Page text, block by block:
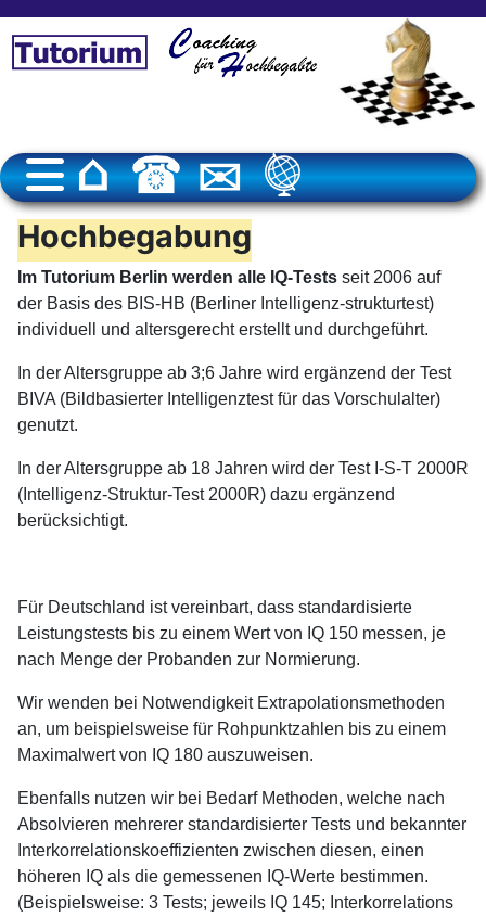
Hochbegabung
Im Tutorium Berlin werden alle IQ-Tests seit 2006 auf
der Basis des BIS-HB (Berliner Intelligenz-strukturtest)
individuell und altersgerecht erstellt und durchgeführt.
In der Altersgruppe ab 3;6 Jahre wird ergänzend der Test
BIVA (Bildbasierter Intelligenztest für das Vorschulalter)
genutzt.
In der Altersgruppe ab 18 Jahren wird der Test I-S-T 2000R
(Intelligenz-Struktur-Test 2000R) dazu ergänzend
berücksichtigt.
Für Deutschland ist vereinbart, dass standardisierte
Leistungstests bis zu einem Wert von IQ 150 messen, je
nach Menge der Probanden zur Normierung.
Wir wenden bei Notwendigkeit Extrapolationsmethoden
an, um beispielsweise für Rohpunktzahlen bis zu einem
Maximalwert von IQ 180 auszuweisen.
Ebenfalls nutzen wir bei Bedarf Methoden, welche nach
Absolvieren mehrerer standardisierter Tests und bekannter
Interkorrelationskoeffizienten zwischen diesen, einen
höheren IQ als die gemessenen IQ-Werte bestimmen.
(Beispielsweise: 3 Tests; jeweils IQ 145; Interkorrelations